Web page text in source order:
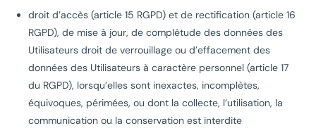
droit d’accès (article 15 RGPD) et de rectification (article 16
RGPD), de mise à jour, de complétude des données des
Utilisateurs droit de verrouillage ou d’effacement des
données des Utilisateurs à caractère personnel (article 17
du RGPD), lorsqu’elles sont inexactes, incomplètes,
équivoques, périmées, ou dont la collecte, l’utilisation, la
communication ou la conservation est interdite